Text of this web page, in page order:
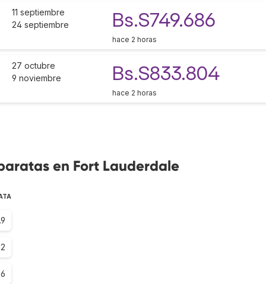
11 septiembre
24 septiembre
Bs.S749.686
hace 2 horas
27 octubre
9 noviembre
Bs.S833.804
hace 2 horas
en Fort Lauderdale